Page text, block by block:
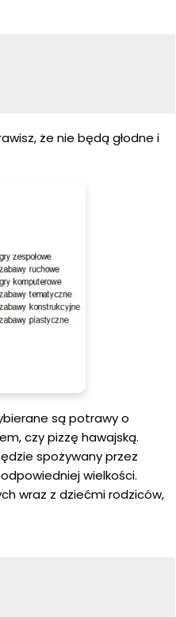
że nie będą głodne i
są potrawy o
czy pizzę hawajską.
spożywany przez
wielkości.
wraz z dziećmi rodziców,